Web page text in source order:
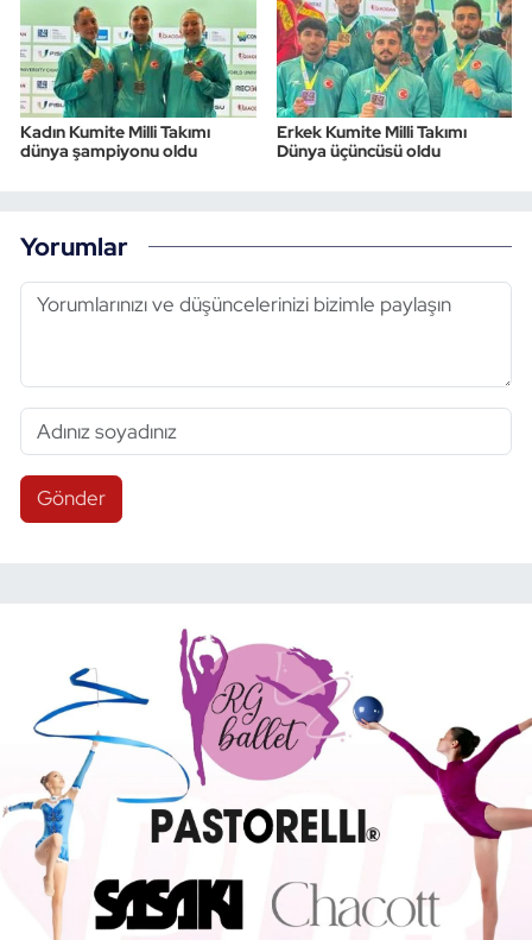
Kadın Kumite Milli Takımı
dünya şampiyonu oldu
Erkek Kumite Milli Takımı
Dünya üçüncüsü oldu
Yorumlar
Gönder